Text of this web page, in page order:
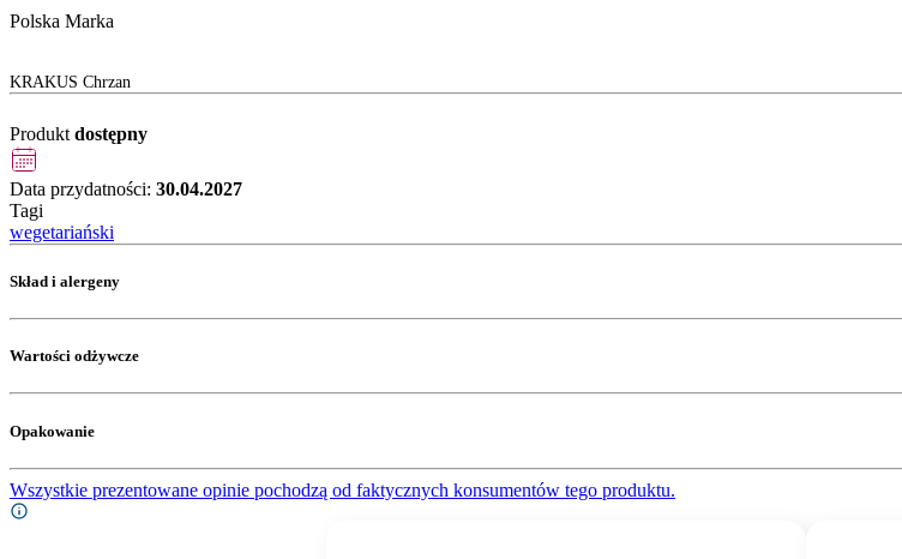
Polska Marka
KRAKUS Chrzan
Produkt dostępny
Data przydatności: 30.04.2027
Tagi
wegetariański
Skład i alergeny
Wartości odżywcze
Opakowanie
Wszystkie prezentowane opinie pochodzą od faktycznych konsumentów tego produktu.